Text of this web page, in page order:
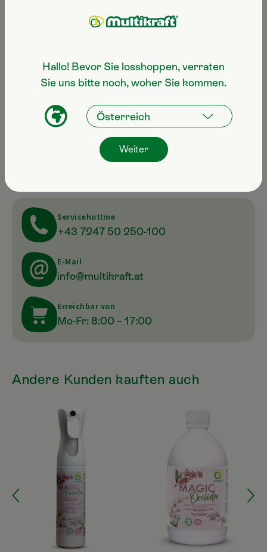
Zustellung in Österreich innerhalb
CO2 freundliche Lieferkette
Servicehotline
+43 7247 50 250-100
E-Mail
info@multikraft.at
Erreichbar von
Mo-Fr: 8:00 – 17:00
Andere Kunden kauften auch
Hallo! Bevor Sie losshoppen, verraten
Sie uns bitte noch, woher Sie kommen.
Weiter